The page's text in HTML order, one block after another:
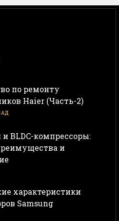
по ремонту
Haier (Часть-2)
BLDC-компрессоры:
и
характеристики
Samsung